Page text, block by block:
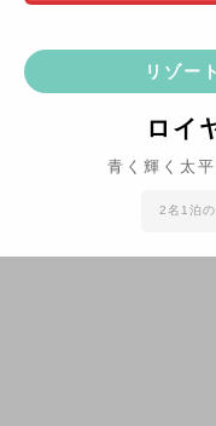
リゾー
ロイ
青く輝く太
2名1泊の